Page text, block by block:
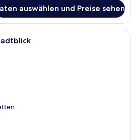
auswählen und Preise sehen
Ein Hotelzimmer mit Bett,